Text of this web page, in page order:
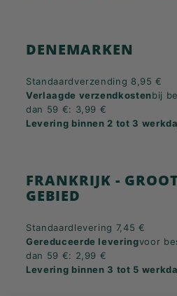
DENEMARKEN
Standaardverzending 8,95 €
Verlaagde verzendkostenbij
dan 59 €: 3,99 €
Levering binnen 2 tot 3
FRANKRIJK -
GEBIED
Standaardlevering 7,45 €
Gereduceerde leveringvoor
dan 59 €: 2,99 €
Levering binnen 3 tot 5